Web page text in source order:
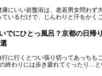
浴施設を紹介します。
しみましょう！
康にいい岩盤浴は、老若男女問わず
いるだけで、じんわりと汗をかく
はもちろん、旅先としても人気の京
でに岩盤浴のある温泉に浸かって
都にある岩盤浴のある施設をピック
でにひとっ風呂？京都の日帰
行に行くとつい張り切ってあっちも
終わりには歩き疲れてぐったり…と